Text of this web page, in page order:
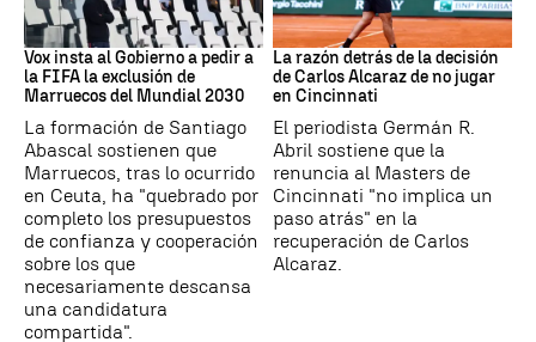
Mundial 2030
Vox insta al Gobierno a pedir a
la FIFA la exclusión de
Marruecos del Mundial 2030
La formación de Santiago
Abascal sostienen que
Marruecos, tras lo ocurrido
en Ceuta, ha "quebrado por
completo los presupuestos
de confianza y cooperación
sobre los que
necesariamente descansa
una candidatura
compartida".
Tenis
La razón detrás de la decisión
de Carlos Alcaraz de no jugar
en Cincinnati
El periodista Germán R.
Abril sostiene que la
renuncia al Masters de
Cincinnati "no implica un
paso atrás" en la
recuperación de Carlos
Alcaraz.